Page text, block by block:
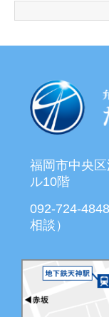
福岡市中央
ル10階
092-724-
相談）